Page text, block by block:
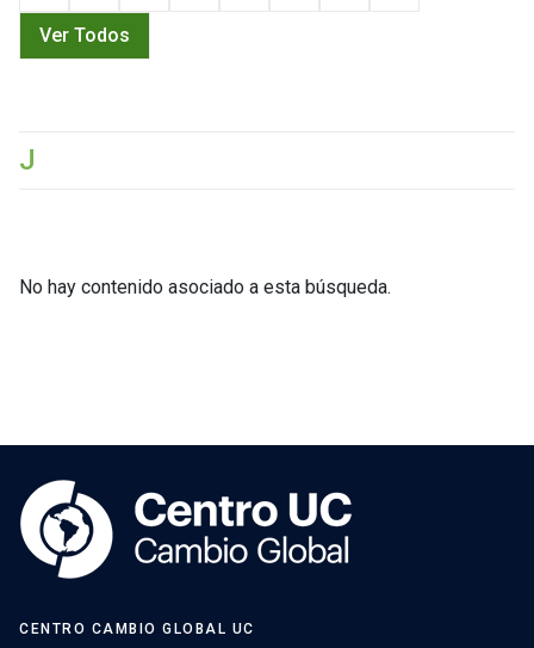
Ver Todos
J
No hay contenido asociado a esta búsqueda.
CENTRO CAMBIO GLOBAL UC